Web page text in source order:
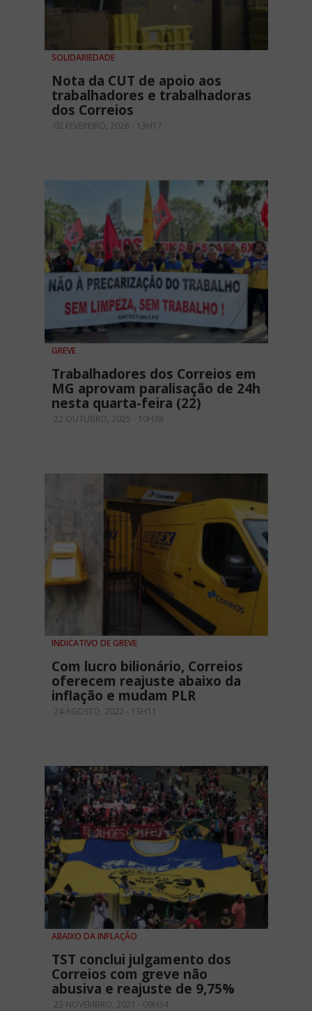
SOLIDARIEDADE
Nota da CUT de apoio aos
trabalhadores e trabalhadoras
dos Correios
02 FEVEREIRO, 2026 - 13H17
GREVE
Trabalhadores dos Correios em
MG aprovam paralisação de 24h
nesta quarta-feira (22)
22 OUTUBRO, 2025 - 10H38
INDICATIVO DE GREVE
Com lucro bilionário, Correios
oferecem reajuste abaixo da
inflação e mudam PLR
24 AGOSTO, 2022 - 13H11
ABAIXO DA INFLAÇÃO
TST conclui julgamento dos
Correios com greve não
abusiva e reajuste de 9,75%
23 NOVEMBRO, 2021 - 09H34